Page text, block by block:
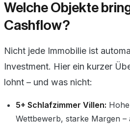
Welche Objekte
Cashflow?
Nicht jede Immobilie ist
Investment. Hier ein kurzer
lohnt – und was nicht:
5+ Schlafzimmer Villen:
Wettbewerb, starke Margen